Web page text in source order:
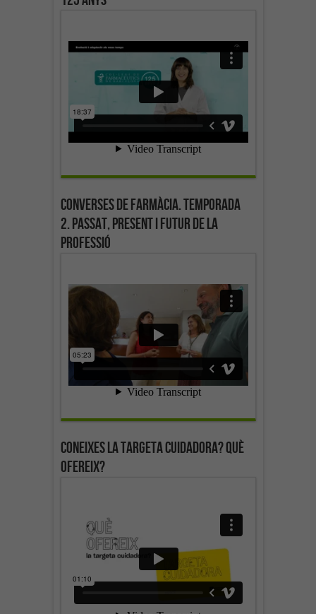
Converses de farmàcia. Temporada
2. Passat, present i futur de la
professió
Coneixes la targeta cuidadora? Què
ofereix?